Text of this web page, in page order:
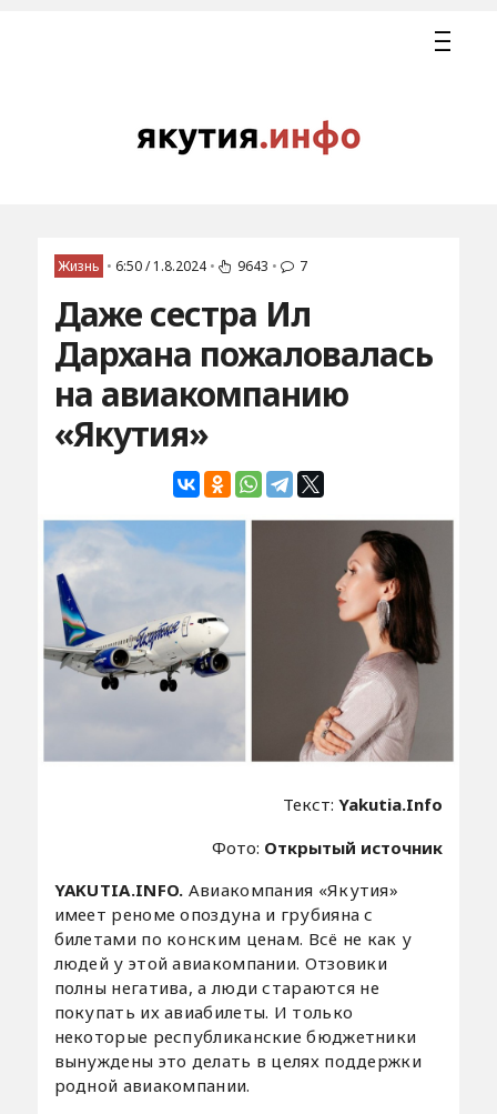
Жизнь • 6:50 / 1.8.2024 • 9643 • 7
Даже сестра Ил
Дархана пожаловалась
на авиакомпанию
«Якутия»
Текст:Yakutia.Info
Фото: Открытый источник
YAKUTIA.INFO. Авиакомпания «Якутия»
имеет реноме опоздуна и грубияна с
билетами по конским ценам. Всё не как у
людей у этой авиакомпании. Отзовики
полны негатива, а люди стараются не
покупать их авиабилеты. И только
некоторые республиканские бюджетники
вынуждены это делать в целях поддержки
родной авиакомпании.